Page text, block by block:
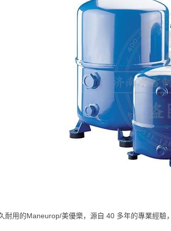
耐用的Maneurop/美優樂，源自 40 多年的專業經